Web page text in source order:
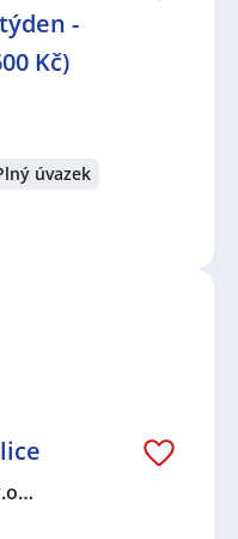
-
Kč)
úvazek